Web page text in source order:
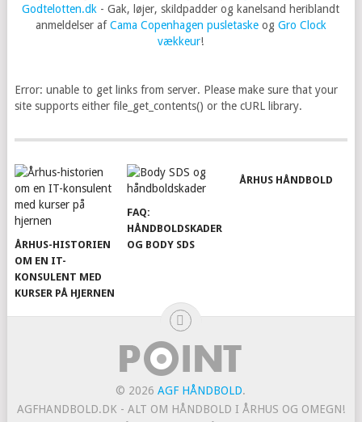
Godtelotten.dk - Gak, løjer, skildpadder og kanelsand heriblandt
anmeldelser afCama Copenhagen pusletaskeog Gro Clock
vækkeur!
Error: unable to get links from server. Please make sure that your
site supports either file_get_contents() or the cURL library.
ÅRHUS-HISTORIEN
OM EN IT-
KONSULENT MED
KURSER PÅ HJERNEN
FAQ:
HÅNDBOLDSKADER
OG BODY SDS
ÅRHUS HÅNDBOLD
© 2026AGF HÅNDBOLD.
AGFHANDBOLD.DK - ALT OM HÅNDBOLD I ÅRHUS OG OMEGN!